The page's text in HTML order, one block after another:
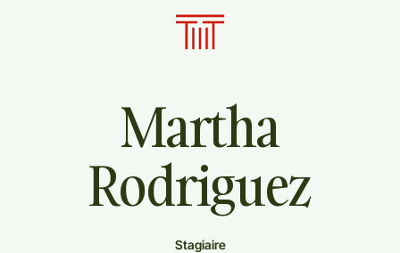
Stagiaire
Martha
Rodriguez